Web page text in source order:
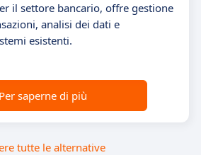
il settore bancario, offre gestione
analisi dei dati e
esistenti.
Per saperne di più
tutte le alternative